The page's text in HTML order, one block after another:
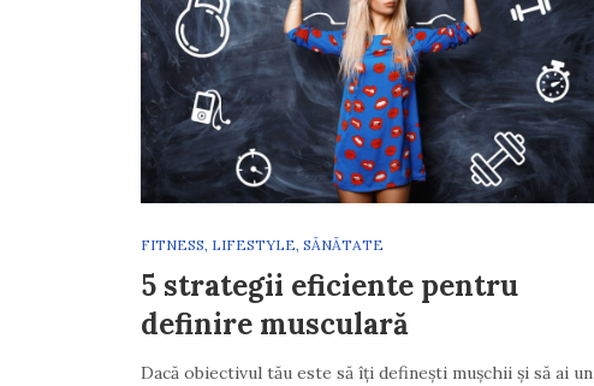
FITNESS, LIFESTYLE, SĂNĂTATE
5 strategii eficiente pentru
definire musculară
Dacă obiectivul tău este să îți definești mușchii și să ai un